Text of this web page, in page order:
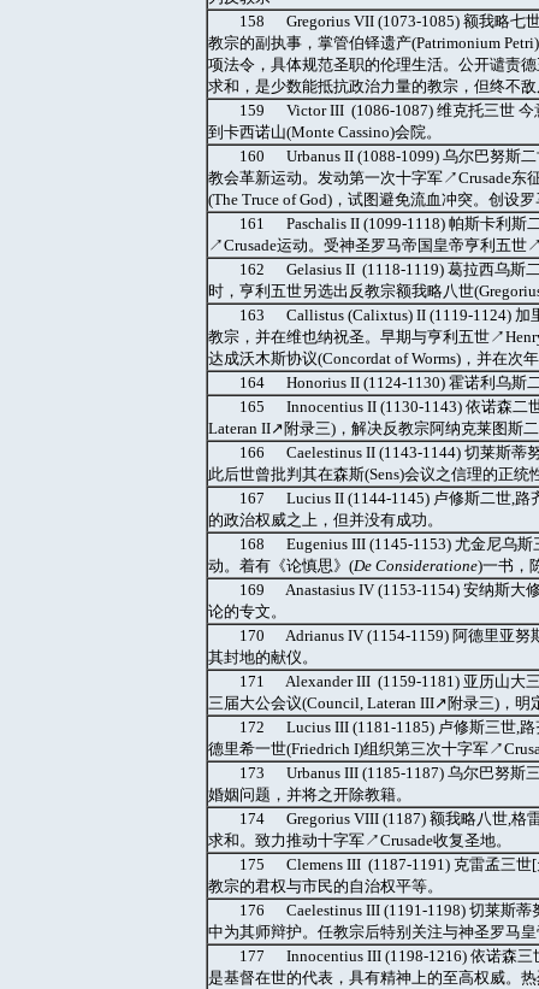
158 Gregorius VII (1073-1085) 额我略七
教宗的副执事，掌管伯铎遗产(Patrimonium
项法令，具体规范圣职的伦理生活。公开谴责
求和，是少数能抵抗政治力量的教宗，但终不
159 Victor III (1086-1087) 维克托三世 今
到卡西诺山(Monte Cassino)会院。
160 Urbanus II (1088-1099) 乌尔巴努斯
教会革新运动。发动第一次十字军↗Crusade东
(The Truce of God)，试图避免流血冲突。创设
161 Paschalis II (1099-1118) 帕斯卡利斯
↗Crusade运动。受神圣罗马帝国皇帝亨利五
162 Gelasius II (1118-1119) 葛拉西乌斯
时，亨利五世另选出反教宗额我略八世
163 Callistus (Calixtus) II (1119-1124) 加
教宗，并在维也纳祝圣。早期与亨利五世
达成沃木斯协议(Concordat of Worms)，并在
164 Honorius II (1124-1130) 霍诺利乌斯
165 Innocentius II (1130-1143) 依诺森二
Lateran II↗附录三)，解决反教宗阿纳克莱图斯
166 Caelestinus II (1143-1144) 切莱斯蒂
此后世曾批判其在森斯(Sens)会议之信理的正统
167 Lucius II (1144-1145) 卢修斯二世,路
的政治权威之上，但并没有成功。
168 Eugenius III (1145-1153) 尤金尼乌斯
动。着有《论慎思》(De Consideratione)一书，
169 Anastasius IV (1153-1154) 安纳斯大
论的专文。
170 Adrianus IV (1154-1159) 阿德里亚努
其封地的献仪。
171 Alexander III (1159-1181) 亚历山大
三届大公会议(Council, Lateran III↗附录三)，
172 Lucius III (1181-1185) 卢修斯三世,
德里希一世(Friedrich I)组织第三次十字军
173 Urbanus III (1185-1187) 乌尔巴努斯
婚姻问题，并将之开除教籍。
174 Gregorius VIII (1187) 额我略八世,格
求和。致力推动十字军↗Crusade收复圣地。
175 Clemens III (1187-1191) 克雷孟三世
教宗的君权与市民的自治权平等。
176 Caelestinus III (1191-1198) 切莱斯蒂
中为其师辩护。任教宗后特别关注与神圣罗马
177 Innocentius III (1198-1216) 依诺森三
是基督在世的代表，具有精神上的至高权威。